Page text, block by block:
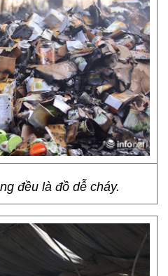
đều là đồ dễ cháy.